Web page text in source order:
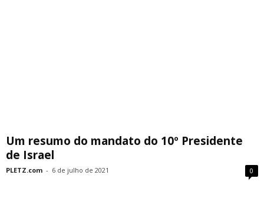
Um resumo do mandato do 10º Presidente
de Israel
PLETZ.com - 6 de julho de 2021 0